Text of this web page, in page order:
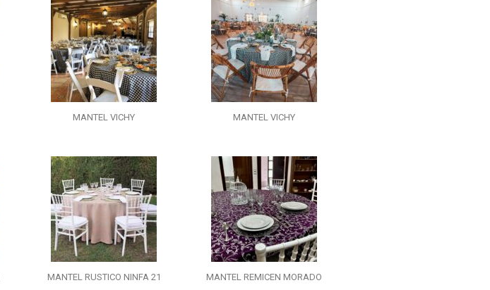
MANTEL VICHY MANTEL VICHY
MANTEL RUSTICO NINFA 21 MANTEL REMICEN MORADO